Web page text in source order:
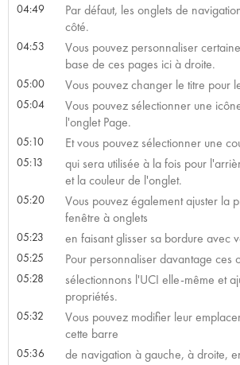
04:49
Par défaut, les onglets de
côté.
04:53
Vous pouvez personnaliser
base de ces pages ici à droite.
05:00 Vous pouvez changer le titre pour
05:04
Vous pouvez sélectionner une
l'onglet Page.
05:10 Et vous pouvez sélectionner une
05:13
qui sera utilisée à la fois pour
et la couleur de l'onglet.
05:20
Vous pouvez également ajuster la
fenêtre à onglets
05:23 en faisant glisser sa bordure avec
05:25 Pour personnaliser davantage ces
05:28
sélectionnons l'UCI elle-même et
propriétés.
05:32
Vous pouvez modifier leur
cette barre
05:36 de navigation à gauche, à droite,